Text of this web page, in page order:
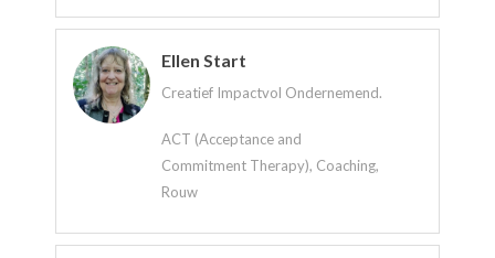
Ellen Start
Creatief Impactvol Ondernemend.
ACT (Acceptance and
Commitment Therapy), Coaching,
Rouw